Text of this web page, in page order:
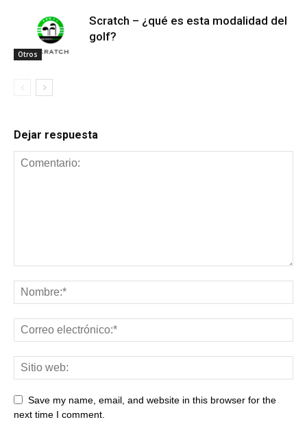
Otros
Scratch – ¿qué es esta modalidad del
golf?
Dejar respuesta
Save my name, email, and website in this browser for the
next time I comment.